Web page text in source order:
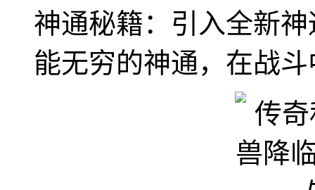
神通秘籍：引入全新
能无穷的神通，在战